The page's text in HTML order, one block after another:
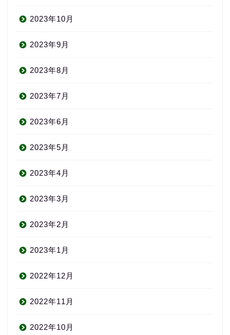
2023年10月
2023年9月
2023年8月
2023年7月
2023年6月
2023年5月
2023年4月
2023年3月
2023年2月
2023年1月
2022年12月
2022年11月
2022年10月